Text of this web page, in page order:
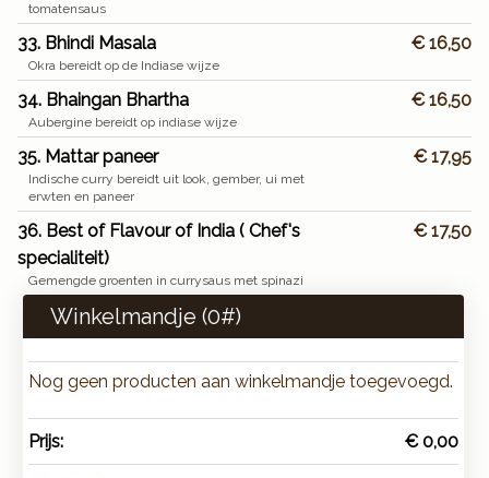
tomatensaus
33. Bhindi Masala
Okra bereidt op de Indiase wijze
€ 16,50
34. Bhaingan Bhartha
Aubergine bereidt op indiase wijze
€ 16,50
35. Mattar paneer
Indische curry bereidt uit look, gember, ui met
erwten en paneer
€ 17,95
36. Best of Flavour of India ( Chef's
specialiteit)
Gemengde groenten in currysaus met spinazi
€ 17,50
Winkelmandje (0#)
Nog geen producten aan winkelmandje toegevoegd.
Prijs: € 0,00